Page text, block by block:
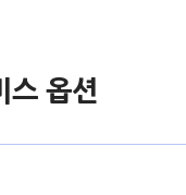
스 옵션